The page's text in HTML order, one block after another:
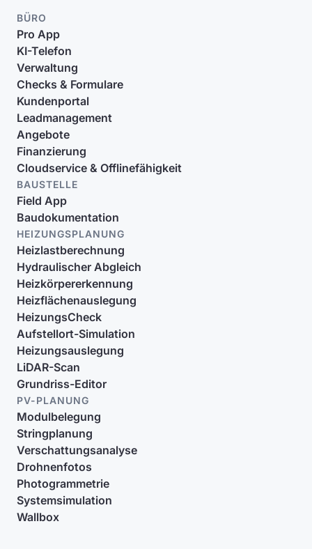
BÜRO
Pro App
KI-Telefon
Verwaltung
Checks & Formulare
Kundenportal
Leadmanagement
Angebote
Finanzierung
Cloudservice & Offlinefähigkeit
BAUSTELLE
Field App
Baudokumentation
HEIZUNGSPLANUNG
Heizlastberechnung
Hydraulischer Abgleich
Heizkörpererkennung
Heizflächenauslegung
HeizungsCheck
Aufstellort-Simulation
Heizungsauslegung
LiDAR-Scan
Grundriss-Editor
PV-PLANUNG
Modulbelegung
Stringplanung
Verschattungsanalyse
Drohnenfotos
Photogrammetrie
Systemsimulation
Wallbox